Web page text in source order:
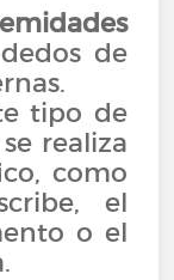
de
tipo de
realiza
como
el
o el